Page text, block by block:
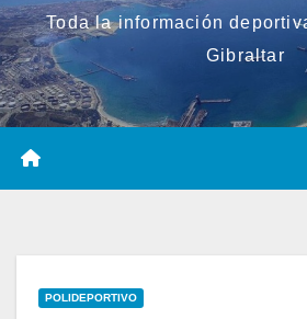
Toda la información
Gibraltar
POLIDEPORTIVO